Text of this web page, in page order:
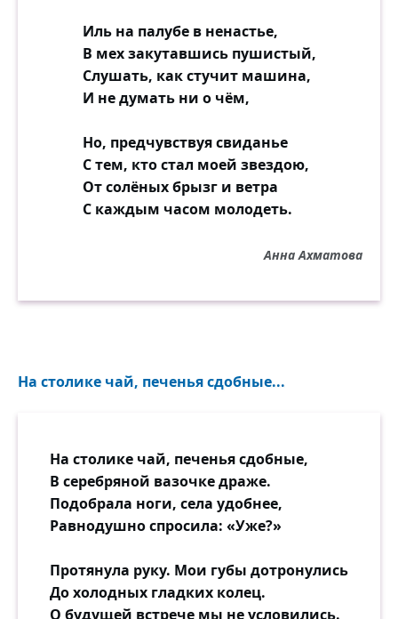
Иль на палубе в ненастье,
В мех закутавшись пушистый,
Слушать, как стучит машина,
И не думать ни о чём,
Но, предчувствуя свиданье
С тем, кто стал моей звездою,
От солёных брызг и ветра
С каждым часом молодеть.
Анна Ахматова
На столике чай, печенья сдобные...
На столике чай, печенья сдобные,
В серебряной вазочке драже.
Подобрала ноги, села удобнее,
Равнодушно спросила: «Уже?»
Протянула руку. Мои губы дотронулись
До холодных гладких колец.
О будущей встрече мы не условились.